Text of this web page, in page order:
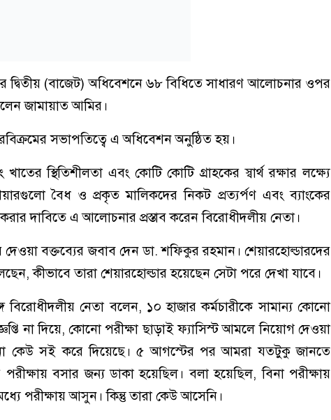
দ্বিতীয় (বাজেট) অধিবেশনে ৬৮ বিধিতে সাধারণ আলোচনার ওপর
জামায়াত আমির।
সভাপতিত্বে এ অধিবেশন অনুষ্ঠিত হয়।
স্থিতিশীলতা এবং কোটি কোটি গ্রাহকের স্বার্থ রক্ষার লক্ষ্যে
বৈধ ও প্রকৃত মালিকদের নিকট প্রত্যর্পণ এবং ব্যাংকের
করার দাবিতে এ আলোচনার প্রস্তাব করেন বিরোধীদলীয় নেতা।
দেওয়া বক্তব্যের জবাব দেন ডা. শফিকুর রহমান। শেয়ারহোল্ডারদের
বলেছেন, কীভাবে তারা শেয়ারহোল্ডার হয়েছেন সেটা পরে দেখা যাবে।
বিরোধীদলীয় নেতা বলেন, ১০ হাজার কর্মচারীকে সামান্য কোনো
না দিয়ে, কোনো পরীক্ষা ছাড়াই ফ্যাসিস্ট আমলে নিয়োগ দেওয়া
কেউ সই করে দিয়েছে। ৫ আগস্টের পর আমরা যতটুকু জানতে
বসার জন্য ডাকা হয়েছিল। বলা হয়েছিল, বিনা পরীক্ষায়
পরীক্ষায় আসুন। কিন্তু তারা কেউ আসেনি।